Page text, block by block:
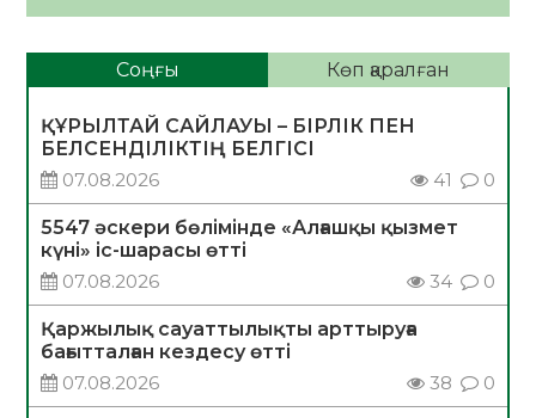
Соңғы Көп қаралған
ҚҰРЫЛТАЙ САЙЛАУЫ – БІРЛІК ПЕН
БЕЛСЕНДІЛІКТІҢ БЕЛГІСІ
07.08.2026
41 0
5547 әскери бөлімінде «Алғашқы қызмет
күні» іс-шарасы өтті
07.08.2026
34 0
Қаржылық сауаттылықты арттыруға
бағытталған кездесу өтті
07.08.2026
38 0